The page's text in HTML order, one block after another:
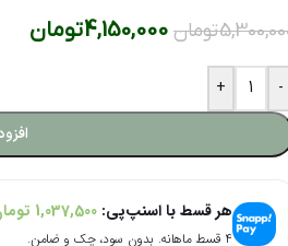
تومان 4,150,000تومان
-
+
هر قسط با اسنپ‌پی: 1,037,500
۴ قسط ماهانه. بدون سود، چک و ضامن.